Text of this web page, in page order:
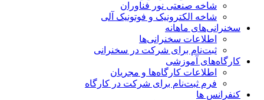
شاخه صنعتی نور فناوران
شاخه‌ الکترونیک و فوتونیک آلی
سخنرانی‌های ماهانه
اطلاعات سخنرانی‌‌ها
ثبت‌نام برای شرکت در سخنرانی
کارگاه‌های آموزشی
اطلاعات کارگاه‌ها و مجریان
فرم ثبت‌نام برای شرکت در کارگاه
کنفرانس ها